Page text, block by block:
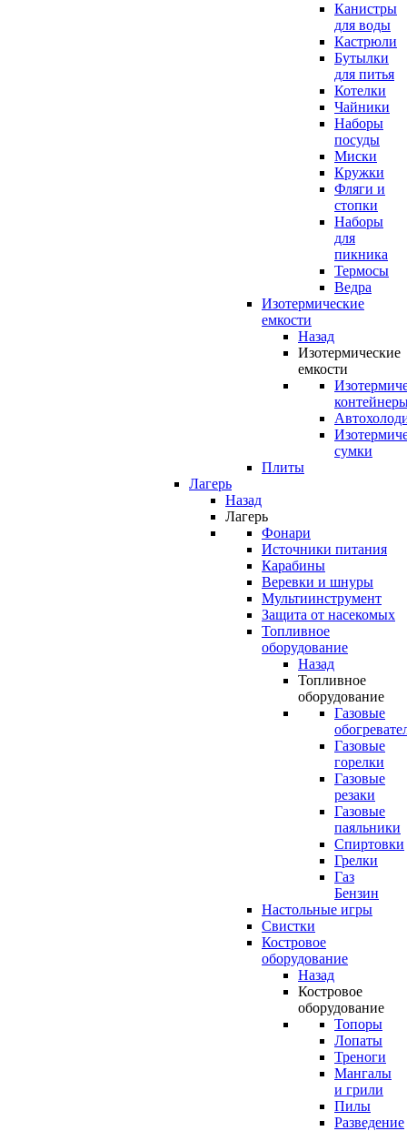
Канистры
для воды
Кастрюли
Бутылки
для питья
Котелки
Чайники
Наборы
посуды
Миски
Кружки
Фляги и
стопки
Наборы
для
пикника
Термосы
Ведра
Изотермические
емкости
Назад
Изотермические
емкости
сумки
Плиты
Лагерь
Назад
Лагерь
Фонари
Источники питания
Карабины
Веревки и шнуры
Мультиинструмент
Защита от насекомых
Топливное
оборудование
Назад
Топливное
оборудование
Газовые
Газовые
горелки
Газовые
резаки
Газовые
паяльники
Спиртовки
Грелки
Газ
Бензин
Настольные игры
Свистки
Костровое
оборудование
Назад
Костровое
оборудование
Топоры
Лопаты
Треноги
Мангалы
и грили
Пилы
Разведение